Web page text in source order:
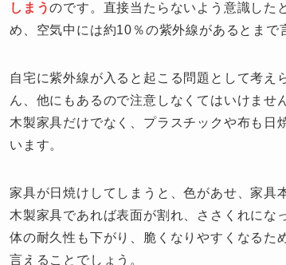
しまうのです。直接当たらないよう意識した
め、空気中には約10％の紫外線があるとまで
自宅に紫外線が入ると起こる問題として考え
ん、他にもあるので注意しなくてはいけませ
木製家具だけでなく、プラスチックや布も日
います。
家具が日焼けしてしまうと、色があせ、家具
木製家具であれば表面が割れ、ささくれにな
体の耐久性も下がり、脆くなりやすくなるた
言えることでしょう。